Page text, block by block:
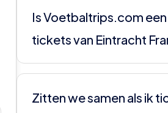
voor een betrouwbare
Voetbaltrips.com. Andere
zijn. Direct via Eintracht
Is Voetbaltrips.com
tickets van Eintracht
Zeker weten.
reisarrangementen. We
verbonden met GGTO.
Zitten we samen als ik